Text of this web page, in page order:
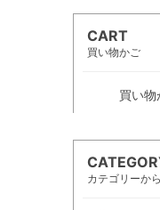
CART
買い物かご
買い物
カテゴリーか